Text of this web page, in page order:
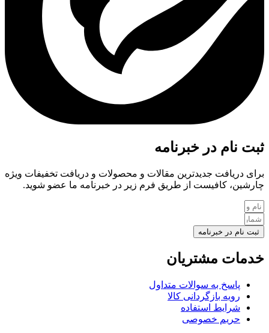
ثبت نام در خبرنامه
برای دریافت جدیدترین مقالات و محصولات و دریافت تخفیفات ویژه
چارشین، کافیست از طریق فرم زیر در خبرنامه ما عضو شوید.
ثبت نام در خبرنامه
خدمات مشتریان
پاسخ به سوالات متداول
رویه بازگردانی کالا
شرایط استفاده
حریم خصوصی